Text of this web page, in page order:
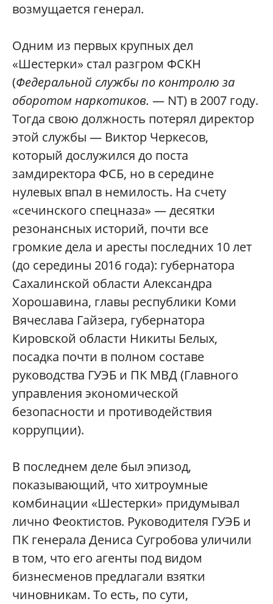
возмущается генерал.
Одним из первых крупных дел
«Шестерки» стал разгром ФСКН
(Федеральной службы по контролю за
оборотом наркотиков. — NT) в 2007 году.
Тогда свою должность потерял директор
этой службы — Виктор Черкесов,
который дослужился до поста
замдиректора ФСБ, но в середине
нулевых впал в немилость. На счету
«сечинского спецназа» — десятки
резонансных историй, почти все
громкие дела и аресты последних 10 лет
(до середины 2016 года): губернатора
Сахалинской области Александра
Хорошавина, главы республики Коми
Вячеслава Гайзера, губернатора
Кировской области Никиты Белых,
посадка почти в полном составе
руководства ГУЭБ и ПК МВД (Главного
управления экономической
безопасности и противодействия
коррупции).
В последнем деле был эпизод,
показывающий, что хитроумные
комбинации «Шестерки» придумывал
лично Феоктистов. Руководителя ГУЭБ и
ПК генерала Дениса Сугробова уличили
в том, что его агенты под видом
бизнесменов предлагали взятки
чиновникам. То есть, по сути,